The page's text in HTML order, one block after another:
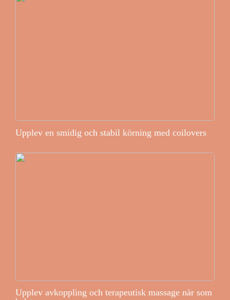
Upplev en smidig och stabil körning med coilovers
Upplev avkoppling och terapeutisk massage när som